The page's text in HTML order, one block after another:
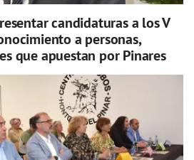
candidaturas a los V
a personas,
que apuestan por Pinares